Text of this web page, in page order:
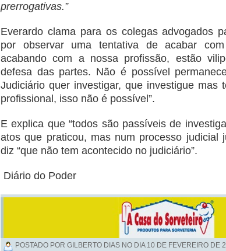
prerrogativas.”
Everardo clama para os colegas advogados
por observar uma tentativa de acabar
acabando com a nossa profissão, estão
defesa das partes. Não é possível
Judiciário quer investigar, que investigue mas
profissional, isso não é possível”.
E explica que “todos são passíveis de
atos que praticou, mas num processo judicial
diz “que não tem acontecido no judiciário”.
Diário do Poder
POSTADO POR GILBERTO DIAS NO DIA 10 DE FEVEREIRO DE